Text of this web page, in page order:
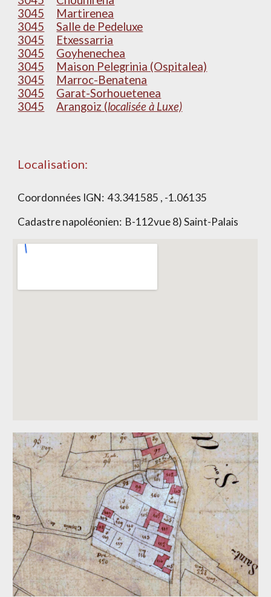
3045
Martirenea
3045
Salle de Pedeluxe
3045
Etxessarria
3045
Goyhenechea
3045
Maison Pelegrinia (Ospitalea)
3045
Marroc-Benatena
3045
Garat-Sorhouetenea
3045
Arangoiz (localisée à Luxe)
Localisation:
Coordonnées IGN:43.341585 , -1.06135
Cadastre napoléonien: B-112vue 8) Saint-Palais